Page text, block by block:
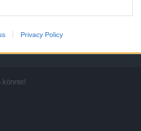
Privacy Policy
könnte!